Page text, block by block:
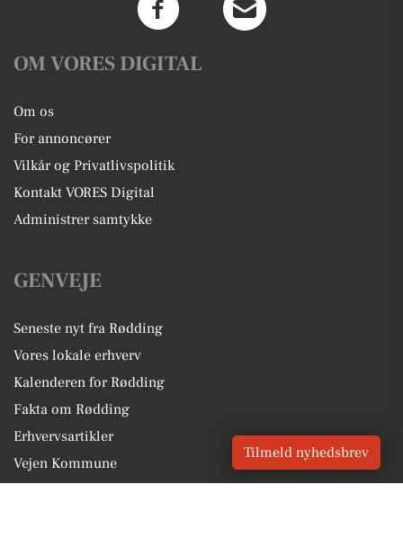
OM VORES DIGITAL
Om os
For annoncører
Vilkår og Privatlivspolitik
Kontakt VORES Digital
Administrer samtykke
GENVEJE
Seneste nyt fra Rødding
Vores lokale erhverv
Kalenderen for Rødding
Fakta om Rødding
Erhvervsartikler
Vejen Kommune
Tilmeld nyhedsbrev